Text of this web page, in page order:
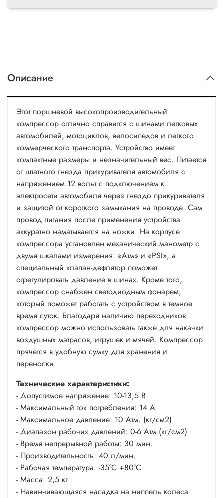
Описание
Этот поршневой высокопроизводительный
компрессор отлично справится с шинами легковых
автомобилей, мотоциклов, велосипедов и легкого
коммерческого транспорта. Устройство имеет
компактные размеры и незначительный вес. Питается
от штатного гнезда прикуривателя автомобиля с
напряжением 12 вольт с подключением к
электросети автомобиля через гнездо прикуривателя
и защитой от короткого замыкания на проводе. Сам
провод питания после применения устройства
аккуратно наматывается на ножки. На корпусе
компрессора установлен механический манометр с
двумя шкалами измерения: «Атм» и «PSI», а
специальный клапан-дефлятор поможет
отрегулировать давление в шинах. Кроме того,
компрессор снабжен светодиодным фонарем,
который поможет работать с устройством в темное
время суток. Благодаря наличию переходников
компрессор можно использовать также для накачки
воздушных матрасов, игрушек и мячей. Компрессор
прячется в удобную сумку для хранения и
переноски.
Технические характеристики:
- Допустимое напряжение: 10-13,5 В
- Максимальный ток потребления: 14 А
- Максимальное давление: 10 Атм. (кг/см2)
- Диапазон рабочих давлений: 0-6 Атм (кг/см2)
- Время непрерывной работы: 30 мин.
- Производительность: 40 л/мин.
- Рабочая температура: -35°С +80°С
- Масса: 2,5 кг
- Навинчивающаяся насадка на ниппель колеса